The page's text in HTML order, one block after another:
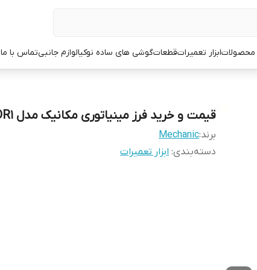
ابزار تعمیراتقطعاتگوشی های ساده نوکیالوازم جانبیتماس با ما
قیمت و خرید فرز مینیاتوری مکانیک مدل MECHANIC GDR1
برند:Mechanic
دسته‌بندی: ابزار تعمیرات